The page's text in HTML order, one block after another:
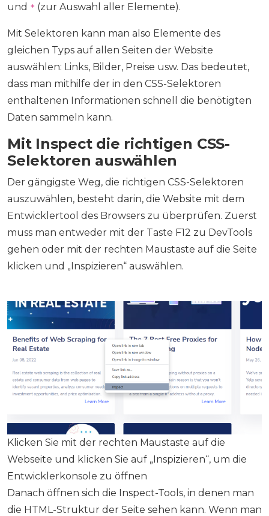
und * (zur Auswahl aller Elemente).
Mit Selektoren kann man also Elemente des
gleichen Typs auf allen Seiten der Website
auswählen: Links, Bilder, Preise usw. Das bedeutet,
dass man mithilfe der in den CSS-Selektoren
enthaltenen Informationen schnell die benötigten
Daten sammeln kann.
Mit Inspect die richtigen CSS-
Selektoren auswählen
Der gängigste Weg, die richtigen CSS-Selektoren
auszuwählen, besteht darin, die Website mit dem
Entwicklertool des Browsers zu überprüfen. Zuerst
muss man entweder mit der Taste F12 zu DevTools
gehen oder mit der rechten Maustaste auf die Seite
klicken und „Inspizieren“ auswählen.
Klicken Sie mit der rechten Maustaste auf die
Webseite und klicken Sie auf „Inspizieren“, um die
Entwicklerkonsole zu öffnen
Danach öffnen sich die Inspect-Tools, in denen man
die HTML-Struktur der Seite sehen kann. Wenn man